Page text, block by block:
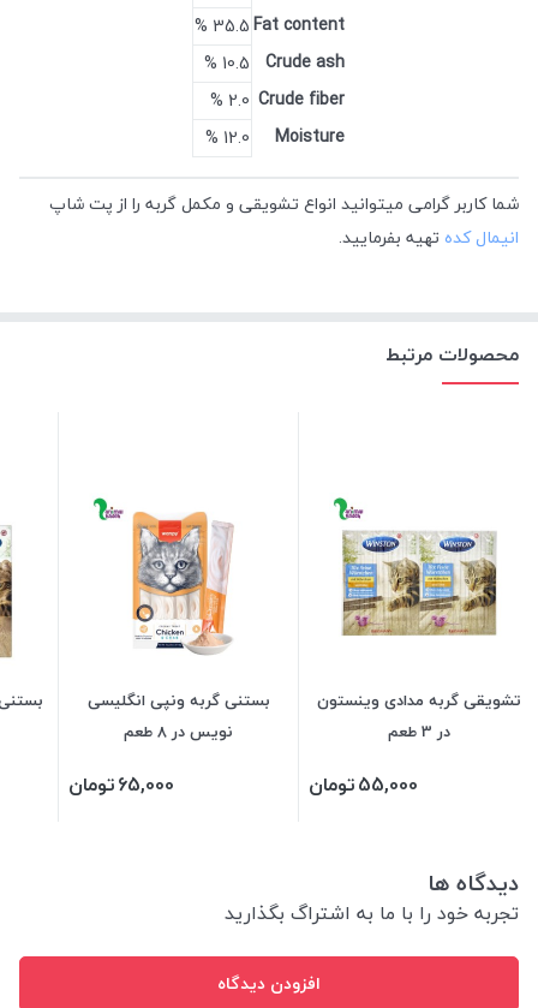
Fat content
35.5 %
Crude ash
10.5 %
Crude fiber
2.0 %
Moisture
12.0 %
شما کاربر گرامی میتوانید انواع تشویقی و مکمل گربه را از پت شاپ
انیمال کده تهیه بفرمایید.
محصولات مرتبط
تشویقی گربه مدادی وینستون
در 3 طعم
55,000تومان
بستنی گربه ونپی انگلیسی
نویس در 8 طعم
65,000تومان
دیدگاه ها
تجربه خود را با ما به اشتراگ بگذارید
افزودن دیدگاه